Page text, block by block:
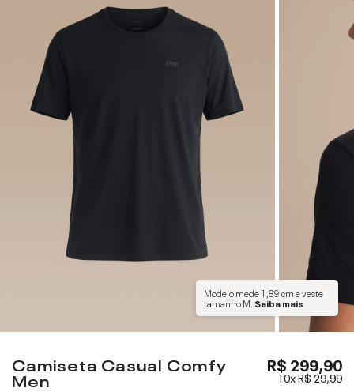
Modelo mede1,89 cme veste
tamanhoM Saiba mais
Camiseta Casual Comfy
Men
R$ 299,90
10xR$ 29,99